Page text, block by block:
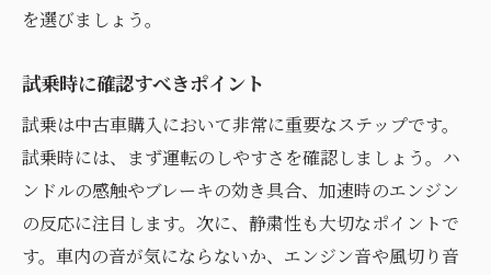
を選びましょう。
試乗時に確認すべきポイント
試乗は中古車購入において非常に重要なステップです。
試乗時には、まず運転のしやすさを確認しましょう。ハ
ンドルの感触やブレーキの効き具合、加速時のエンジン
の反応に注目します。次に、静粛性も大切なポイントで
す。車内の音が気にならないか、エンジン音や風切り音